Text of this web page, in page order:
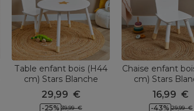
Table enfant bois (H44
cm) Stars Blanche
29,99 €
-25% 39,99 €
Chaise enfant
cm) Stars
16,99 €
-43% 29,99 €